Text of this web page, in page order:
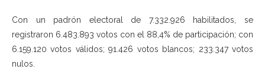
Con un padrón electoral de 7.332.926 habilitados, se
registraron 6.483.893 votos con el 88,4% de participación; con
6.159.120 votos válidos; 91.426 votos blancos; 233.347 votos
nulos.